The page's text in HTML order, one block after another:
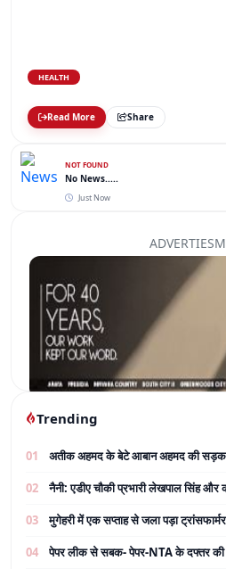
HEALTH
Read More Share
NOT FOUND
No News.....
Just Now
Trending
01
अतीक अहमद के बेटे आबान अहमद की सड़क
02
नैनी: एडीए चौकी प्रभारी लेखपाल सिंह और
03
मुगेहरी में एक सप्ताह से जला पड़ा
04
पेपर लीक से सबक- पेपर-NTA के दफ्तर की